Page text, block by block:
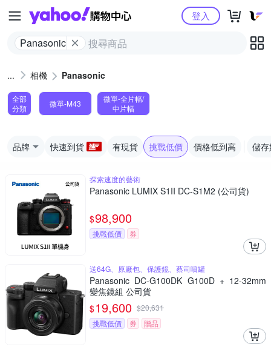
Yahoo購物中心
Panasonic
登入
相機 Panasonic
全部
分類
微單-M43
微單-全片幅/
中片幅
品牌 快速到貨 有現貨 挑戰低價 價格低到高 儲
探索速度的藝術
Panasonic LUMIX S1II DC-S1M2 (公司貨)
$98,900
挑戰低價 券
送64G、原廠包、保護鏡、蔡司噴罐
Panasonic DC-G100DK G100D + 12-32mm
變焦鏡組 公司貨
$19,600 $20,631
挑戰低價
券 贈品